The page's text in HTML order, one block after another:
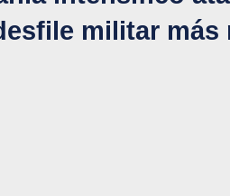
militar más